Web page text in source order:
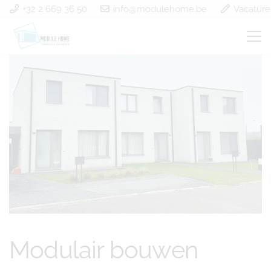
+32 2 669 36 50 info@modulehome.be
Modulair bouwen